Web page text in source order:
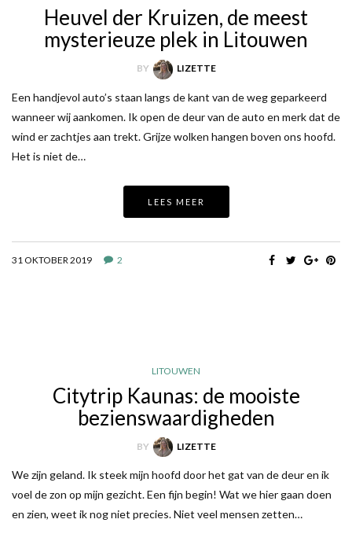
Heuvel der Kruizen, de meest
mysterieuze plek in Litouwen
BY LIZETTE
Een handjevol auto’s staan langs de kant van de weg geparkeerd
wanneer wij aankomen. Ik open de deur van de auto en merk dat de
wind er zachtjes aan trekt. Grijze wolken hangen boven ons hoofd.
Het is niet de…
LEES MEER
31 OKTOBER 2019 2
LITOUWEN
Citytrip Kaunas: de mooiste
bezienswaardigheden
BY LIZETTE
We zijn geland. Ik steek mijn hoofd door het gat van de deur en ik
voel de zon op mijn gezicht. Een fijn begin! Wat we hier gaan doen
en zien, weet ik nog niet precies. Niet veel mensen zetten…